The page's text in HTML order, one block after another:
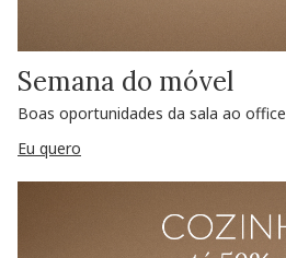
Semana do móvel
Boas oportunidades da sala ao office
Eu quero